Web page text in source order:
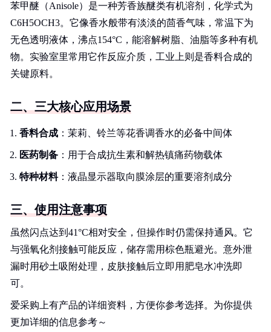
苯甲醚（Anisole）是一种芳香族醚类有机溶剂，化学式为
C6H5OCH3。它像香水般带有淡淡的茴香气味，常温下为
无色透明液体，沸点154°C，能溶解树脂、油脂等多种有机
物。实验室里常用它作反应介质，工业上则是香料合成的
关键原料。
二、三大核心应用场景
香料合成 ：茉莉、铃兰等花香调香水的必备中间体
医药制备 ：用于合成抗生素和解热镇痛药物载体
特种材料：液晶显示器取向膜涂层的重要溶剂成分
三、使用注意事项
虽然闪点达到41°C相对安全，但操作时仍需保持通风。它
与强氧化剂接触可能反应，储存需用棕色瓶避光。意外泄
漏时用砂土吸附处理，皮肤接触后立即用肥皂水冲洗即
可。
爱采购上有产品的详细资料，方便你参考选择。为你提供
更加详细的信息参考～